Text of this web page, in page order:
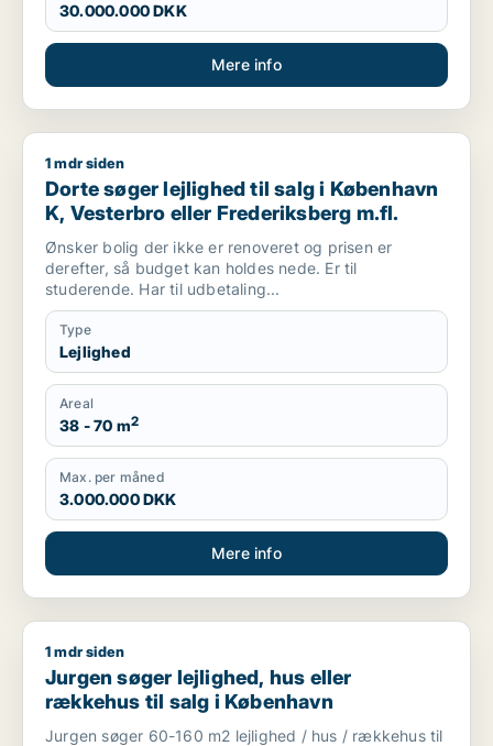
30.000.000 DKK
Mere info
Dorte søger lejlighed til salg i København K, Vesterbro eller
1 mdr siden
Dorte søger lejlighed til salg i København
K, Vesterbro eller Frederiksberg m.fl.
Ønsker bolig der ikke er renoveret og prisen er
derefter, så budget kan holdes nede. Er til
studerende. Har til udbetaling...
Type
Lejlighed
Areal
38 - 70 m2
Max. per måned
3.000.000 DKK
Mere info
Jurgen søger lejlighed, hus eller rækkehus til salg i
1 mdr siden
Jurgen søger lejlighed, hus eller
rækkehus til salg i København
Jurgen søger 60-160 m2 lejlighed / hus / rækkehus til